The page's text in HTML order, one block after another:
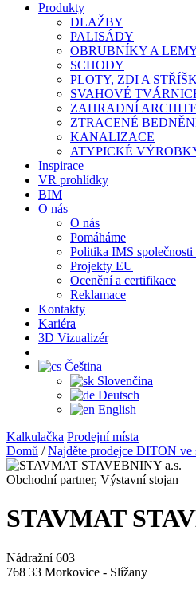
Produkty
DLAŽBY
PALISÁDY
OBRUBNÍKY A
SCHODY
PLOTY, ZDI A
SVAHOVÉ
ZAHRADNÍ
ZTRACENÉ
KANALIZACE
ATYPICKÉ
Inspirace
VR prohlídky
BIM
O nás
O nás
Pomáháme
Politika IMS
Projekty EU
Ocenění a certifikace
Reklamace
Kontakty
Kariéra
3D Vizualizér
Čeština
Slovenčina
Deutsch
English
Kalkulačka Prodejní místa
Domů /Najděte prodejce DITON ve
Obchodní partner, Výstavní stojan
STAVMAT
Nádražní 603
768 33 Morkovice - Slížany